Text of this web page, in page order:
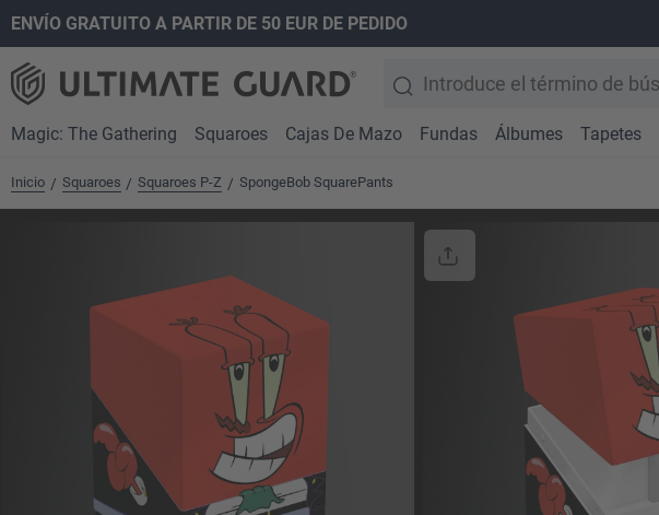
Saltar a la navegación principal
ENVÍO GRATUITO A PARTIR DE 50 EUR DE PEDIDO
Magic: The Gathering Squaroes Cajas De Mazo Fundas Álbumes Tapetes
Inicio / Squaroes / Squaroes P-Z / SpongeBob SquarePants